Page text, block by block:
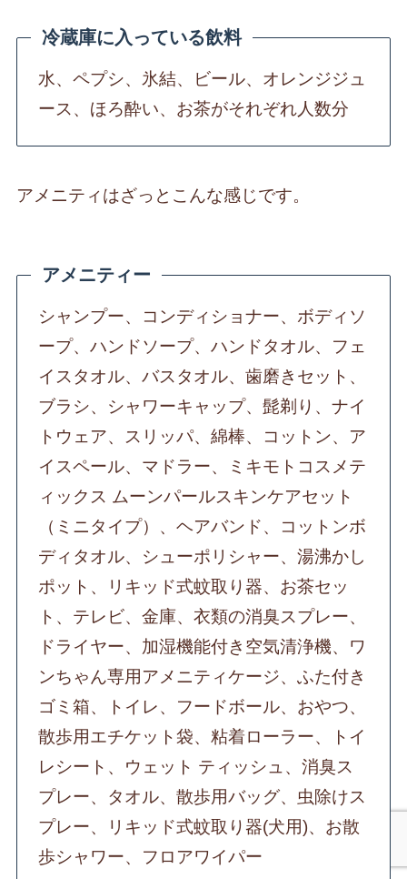
冷蔵庫に入っている飲料
水、ペプシ、氷結、ビール、オレンジジュ
ース、ほろ酔い、お茶がそれぞれ人数分
アメニティはざっとこんな感じです。
アメニティー
シャンプー、コンディショナー、ボディソ
ープ、ハンドソープ、ハンドタオル、フェ
イスタオル、バスタオル、歯磨きセット、
ブラシ、シャワーキャップ、髭剃り、ナイ
トウェア、スリッパ、綿棒、コットン、ア
イスペール、マドラー、ミキモトコスメテ
ィックス ムーンパールスキンケアセット
（ミニタイプ）、ヘアバンド、コットンボ
ディタオル、シューポリシャー、湯沸かし
ポット、リキッド式蚊取り器、お茶セッ
ト、テレビ、金庫、衣類の消臭スプレー、
ドライヤー、加湿機能付き空気清浄機、ワ
ンちゃん専用アメニティケージ、ふた付き
ゴミ箱、トイレ、フードボール、おやつ、
散歩用エチケット袋、粘着ローラー、トイ
レシート、ウェット ティッシュ、消臭ス
プレー、タオル、散歩用バッグ、虫除けス
プレー、リキッド式蚊取り器(犬用)、お散
歩シャワー、フロアワイパー